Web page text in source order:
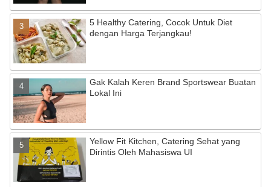
5 Healthy Catering, Cocok Untuk Diet
dengan Harga Terjangkau!
Gak Kalah Keren Brand Sportswear Buatan
Lokal Ini
Yellow Fit Kitchen, Catering Sehat yang
Dirintis Oleh Mahasiswa UI